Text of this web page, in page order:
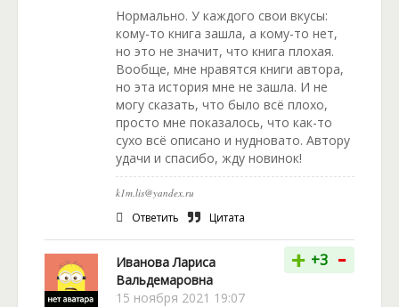
Нормально. У каждого свои вкусы:
кому-то книга зашла, а кому-то нет,
но это не значит, что книга плохая.
Вообще, мне нравятся книги автора,
но эта история мне не зашла. И не
могу сказать, что было всё плохо,
просто мне показалось, что как-то
сухо всё описано и нудновато. Автору
удачи и спасибо, жду новинок!
k1m.lis@yandex.ru
Ответить Цитата
Иванова Лариса
Вальдемаровна
15 ноября 2021 19:07
+ +3 -